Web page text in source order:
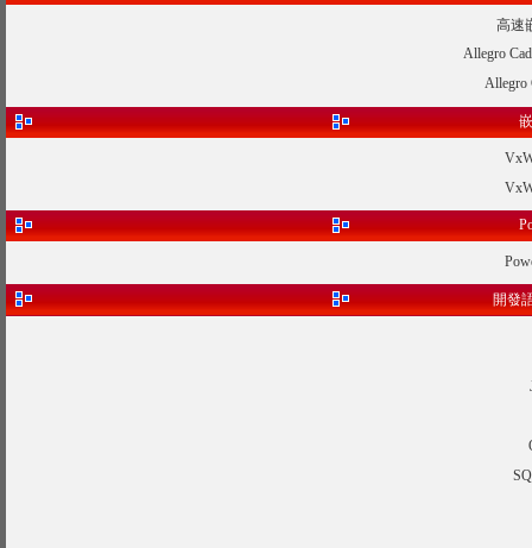
高速
Allegro
Allegro
開發